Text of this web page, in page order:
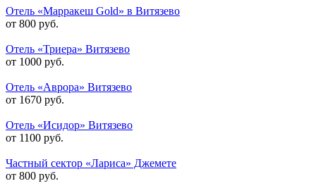
Отель «Марракеш Gold» в Витязево
от 800 руб.
Отель «Триера» Витязево
от 1000 руб.
Отель «Аврора» Витязево
от 1670 руб.
Отель «Исидор» Витязево
от 1100 руб.
Частный сектор «Лариса» Джемете
от 800 руб.